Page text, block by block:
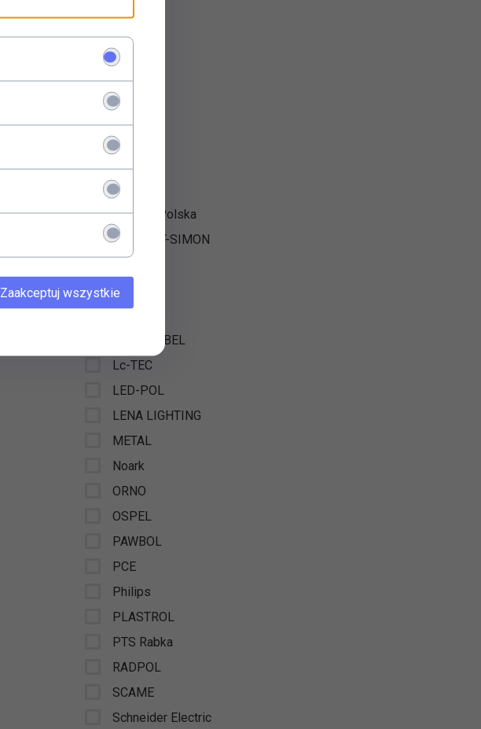
F&F
FINDER
GTV
HAGER
HELIOS
KANLUX
KOBI
Koelner Polska
KONTAKT-SIMON
KUBIAK
LAPP KABEL
Lc-TEC
LED-POL
LENA LIGHTING
METAL
Noark
ORNO
OSPEL
PAWBOL
PCE
Philips
PLASTROL
PTS Rabka
RADPOL
SCAME
Schneider Electric
Zaakceptuj wszystkie